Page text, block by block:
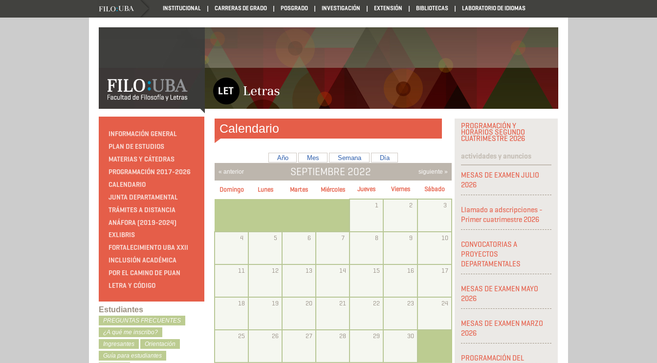
INSTITUCIONAL CARRERAS DE GRADO POSGRADO INVESTIGACIÓN EXTENSIÓN BIBLIOTECAS LABORATORIO DE IDIOMAS
INFORMACIÓN GENERAL
PLAN DE ESTUDIOS
MATERIAS Y CÁTEDRAS
PROGRAMACIÓN 2017-2026
CALENDARIO
JUNTA DEPARTAMENTAL
TRÁMITES A DISTANCIA
ANÁFORA (2019-2024)
EXLIBRIS
FORTALECIMIENTO UBA XXII
INCLUSIÓN ACADÉMICA
POR EL CAMINO DE PUAN
LETRA Y CÓDIGO
Estudiantes
PREGUNTAS FRECUENTES
¿A qué me inscribo?
Ingresantes
Orientación
Guía para estudiantes
PROGRAMACIÓN Y
HORARIOS SEGUNDO
CUATRIMESTRE 2026
actividades y anuncios
MESAS DE EXAMEN JULIO
2026
Llamado a adscripciones -
Primer cuatrimestre 2026
CONVOCATORIAS A
PROYECTOS
DEPARTAMENTALES
MESAS DE EXAMEN MAYO
2026
MESAS DE EXAMEN MARZO
2026
PROGRAMACIÓN DEL
Calendario
Año Mes Semana Día
« anterior SEPTIEMBRE 2022 siguiente »
Domingo Lunes Martes Miércoles Jueves Viernes
Sábado
1
2 3
4 5 6 7 8 9 10
11 12 13 14 15 16 17
18 19 20 21 22 23 24
25 26 27 28 29 30